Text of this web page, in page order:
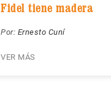
Fidel tiene madera
Por: Ernesto Cuní
VER MÁS